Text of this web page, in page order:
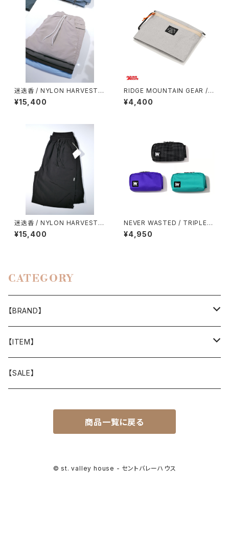
迷迭香 / NYLON HARVEST T
RAINER CLASSIC（2026）
¥15,400
RIDGE MOUNTAIN GEAR /
TRAVEL POUCH PLUS（ULT
RA）
¥4,400
迷迭香 / NYLON HARVEST L
OOSE SHORTS（2026）
¥15,400
NEVER WASTED / TRIPLEY
ES
¥4,950
CATEGORY
【BRAND】
山と道
T-SHIRT
迷迭香
Akihiro Wood Works
【ITEM】
WEAR
【SALE】
商品一覧に戻る
© st. valley house - セントバレーハウス